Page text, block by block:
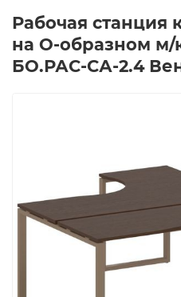
Рабочая станция
на О-образном м/
БО.РАС-СА-2.4